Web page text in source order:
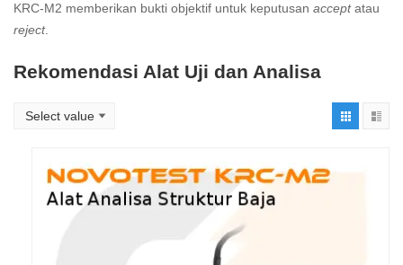
KRC-M2 memberikan bukti objektif untuk keputusan acceptatau
reject.
Rekomendasi Alat Uji dan Analisa